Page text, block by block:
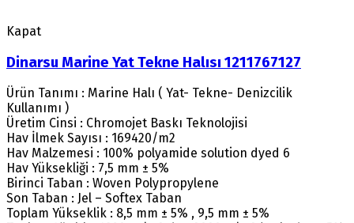
Kapat
Dinarsu Marine Yat Tekne Halısı 1211767127
Ürün Tanımı : Marine Halı ( Yat- Tekne- Denizcilik
Kullanımı )
Üretim Cinsi : Chromojet Baskı Teknolojisi
Hav İlmek Sayısı : 169420/m2
Hav Malzemesi : 100% polyamide solution dyed 6
Hav Yüksekliği : 7,5 mm ± 5%
Birinci Taban : Woven Polypropylene
Son Taban : Jel – Softex Taban
Toplam Yükseklik : 8,5 mm ± 5% , 9,5 mm ± 5%